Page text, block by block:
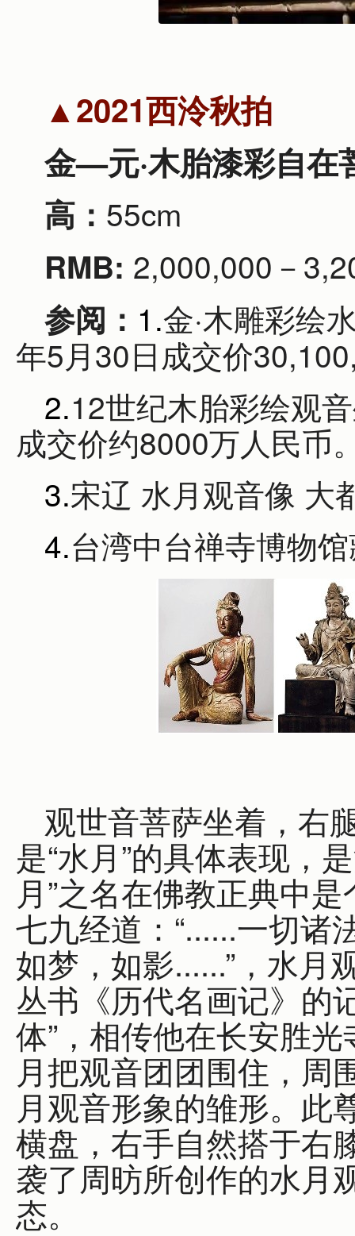
▲2021西泠秋拍
金—元·木胎漆彩自在
高： 55cm
RMB: 2,000,000－
参阅： 1.金·木雕彩绘
年5月30日成交价
2.12世纪木胎彩绘观
成交价约8000万人民币
3.宋辽 水月观音像 大
4.台湾中台禅寺博物
观世音菩萨坐着，右
是“水月”的具体表现，
月”之名在佛教正典中
七九经道：“......一切诸
如梦，如影......”，水月
丛书《历代名画记》的
体”，相传他在长安胜
月把观音团团围住，周
月观音形象的雏形。此
横盘，右手自然搭于右
袭了周昉所创作的水月
态。